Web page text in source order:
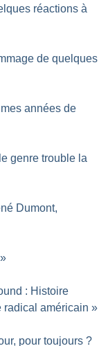
réactions à
de quelques
années de
genre trouble la
Dumont,
»
: Histoire
radical américain »
pour toujours ?